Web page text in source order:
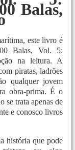
Balas,
este livro é
Balas, Vol. 5:
na leitura. A
piratas, ladrões
qualquer jovem
obra-prima. É o
se trata apenas de
e conosco livros
história que pode